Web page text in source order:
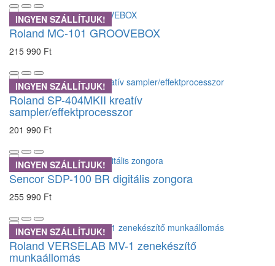
INGYEN SZÁLLÍTJUK!
Roland MC-101 GROOVEBOX
215 990 Ft
INGYEN SZÁLLÍTJUK!
Roland SP-404MKII kreatív
sampler/effektprocesszor
201 990 Ft
INGYEN SZÁLLÍTJUK!
Sencor SDP-100 BR digitális zongora
255 990 Ft
INGYEN SZÁLLÍTJUK!
Roland VERSELAB MV-1 zenekészítő
munkaállomás